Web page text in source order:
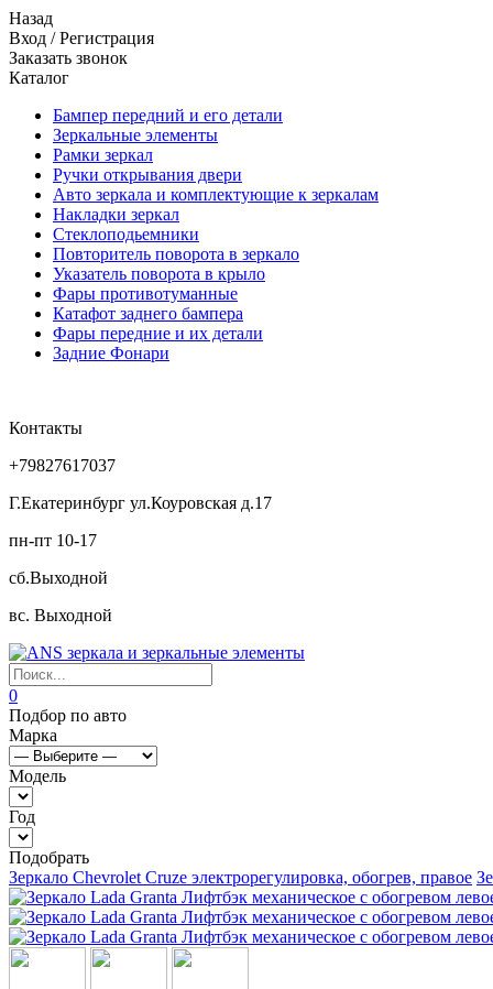
Назад
Вход /Регистрация
Заказать звонок
Каталог
Бампер передний и его детали
Зеркальные элементы
Рамки зеркал
Ручки открывания двери
Авто зеркала и комплектующие к зеркалам
Накладки зеркал
Стеклоподьемники
Повторитель поворота в зеркало
Указатель поворота в крыло
Фары противотуманные
Катафот заднего бампера
Фары передние и их детали
Задние Фонари
Контакты
+79827617037
Г.Екатеринбург ул.Коуровская д.17
пн-пт 10-17
сб.Выходной
вс. Выходной
0
Подбор по авто
Марка
Модель
Год
Подобрать
Зеркало Chevrolet Cruze электрорегулировка, обогрев, правое